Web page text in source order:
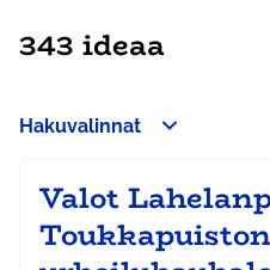
343 ideaa
Hakuvalinnat
Valot
Toukkapuiston